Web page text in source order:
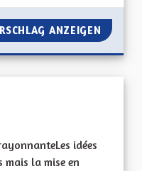
ANZEIGEN POUR
idées
la mise en